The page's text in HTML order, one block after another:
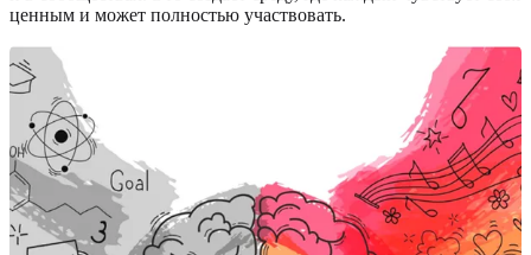
ценным и может полностью участвовать.